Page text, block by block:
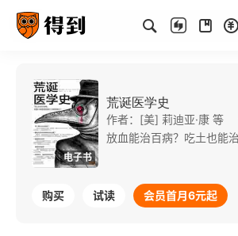
电子书
荒诞医学史
作者：[美] 莉迪亚·康 等
购买 试读 会员首月6元起